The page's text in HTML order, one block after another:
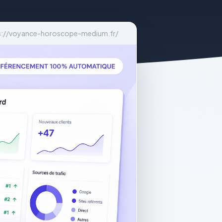
voyance-horoscope-medium.fr/